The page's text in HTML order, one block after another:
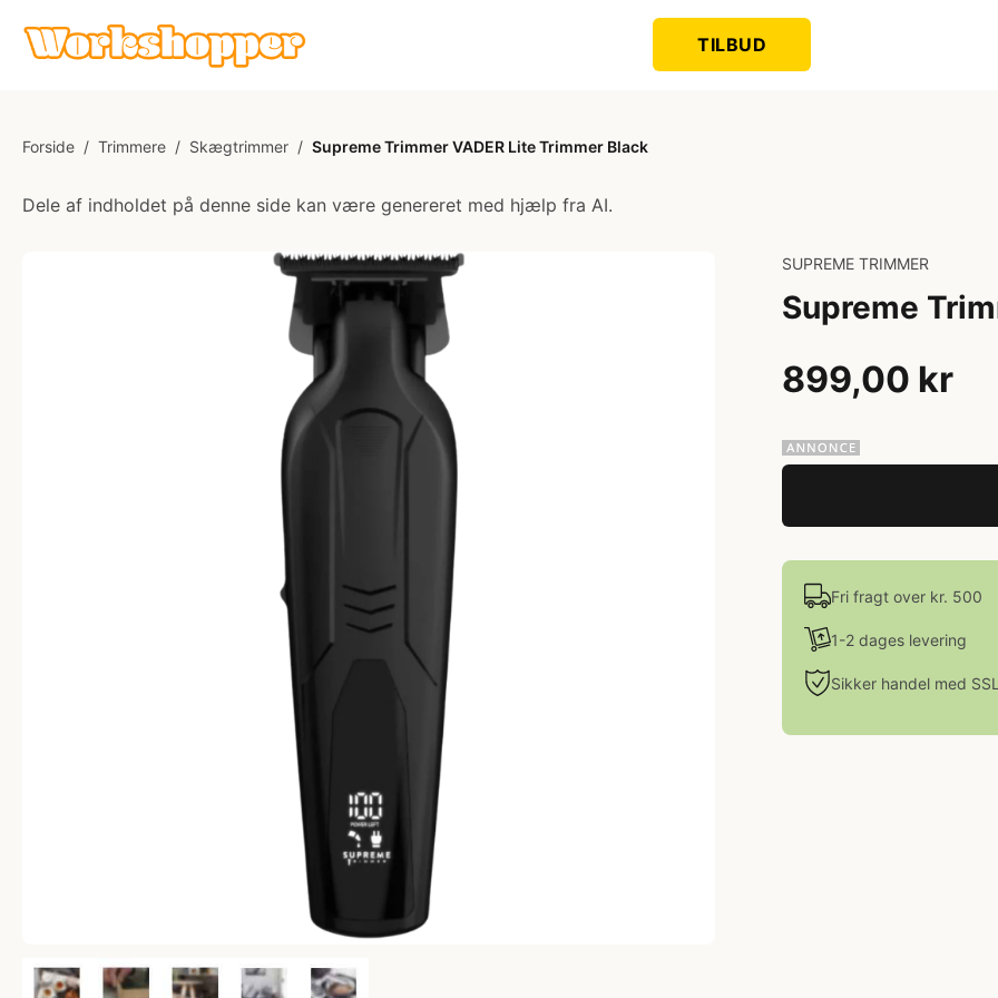
TILBUD
Forside / Trimmere / Skægtrimmer / Supreme Trimmer VADER Lite Trimmer Black
Dele af indholdet på denne side kan være genereret med hjælp fra AI.
SUPREME TRIMMER
Supreme
899,00 kr
Fri fragt over kr. 500
1-2 dages levering
Sikker handel med